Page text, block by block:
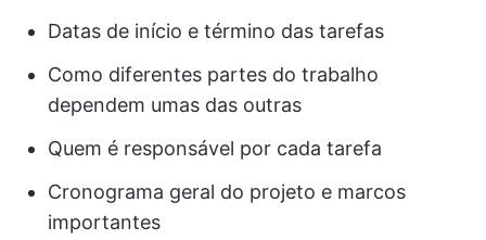
Datas de início e término das tarefas
Como diferentes partes do trabalho
dependem umas das outras
Quem é responsável por cada tarefa
Cronograma geral do projeto e marcos
importantes